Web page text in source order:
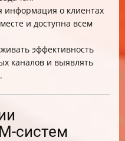
информация о клиентах
и доступна всем
эффективность
каналов и выявлять
систем